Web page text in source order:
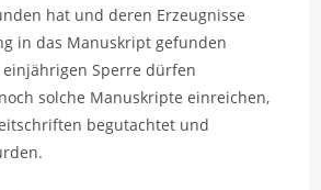
hat und deren Erzeugnisse
in das Manuskript gefunden
Sperre dürfen
solche Manuskripte einreichen,
begutachtet und